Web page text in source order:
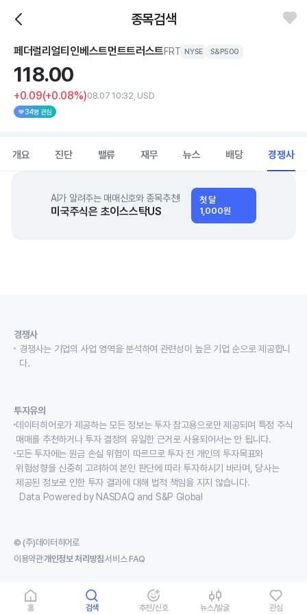
홈 검색 추천/신호 뉴스/발굴 관심
종목검색
페더럴리얼티인베스트먼트트러스트FRT NYSE S&P500
118.00
+0.09(+0.08%)08.07 10:32, USD
34명 관심
개요 진단 밸류 재무 뉴스 배당 경쟁사
AI가 알려주는 매매신호와 종목추천!
미국주식은 초이스스탁US
첫 달
1,000원
경쟁사
경쟁사는 기업의 사업 영역을 분석하여 관련성이 높은 기업 순으로 제공합니
다.
투자유의
데이터히어로가 제공하는 모든 정보는 투자 참고용으로만 제공되며 특정 주식
매매를 추천하거나 투자 결정의 유일한 근거로 사용되어서는 안 됩니다.
모든 투자에는 원금 손실 위험이 따르므로 투자 전 개인의 투자목표와
위험성향을 신중히 고려하여 본인 판단에 따라 투자하시기 바라며, 당사는
제공된 정보로 인한 투자 결과에 대해 법적 책임을 지지 않습니다.
Data Powered by NASDAQ and S&P Global
© (주)데이터히어로
이용약관개인정보 처리방침서비스 FAQ